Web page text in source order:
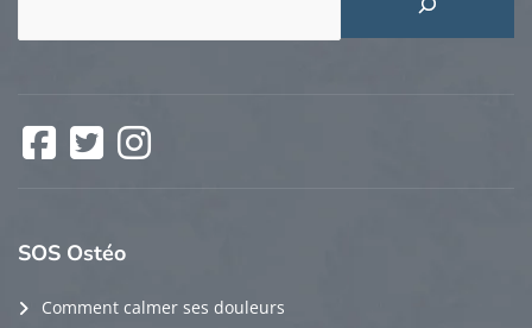
Facebook
SOS Ostéo
Comment calmer ses douleurs